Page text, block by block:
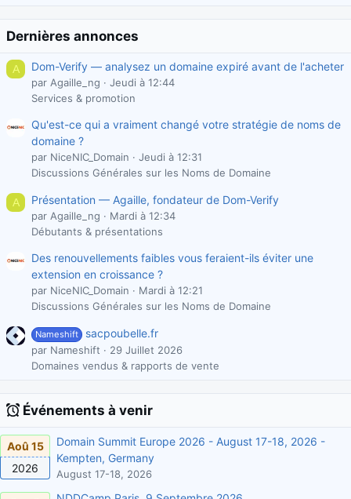
Dernières annonces
A Dom-Verify — analysez un domaine expiré avant de l'acheter
par Agaille_ng
Jeudi à 12:44
Services & promotion
Qu'est-ce qui a vraiment changé votre stratégie de noms de
domaine ?
par NiceNIC_Domain
Jeudi à 12:31
Discussions Générales sur les Noms de Domaine
A Présentation — Agaille, fondateur de Dom-Verify
par Agaille_ng
Mardi à 12:34
Débutants & présentations
Des renouvellements faibles vous feraient-ils éviter une
extension en croissance ?
par NiceNIC_Domain
Mardi à 12:21
Discussions Générales sur les Noms de Domaine
Nameshift sacpoubelle.fr
par Nameshift
29 Juillet 2026
Domaines vendus & rapports de vente
Événements à venir
Aoû 15
2026
Domain Summit Europe 2026 - August 17-18, 2026 -
Kempten, Germany
August 17-18, 2026